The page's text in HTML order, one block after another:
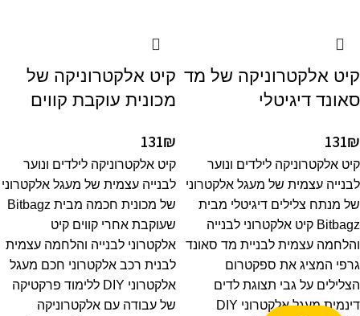
קיט אלקטרוניקה של מד
סאונד דיגיטלי
131₪
קיט אלקטרוניקה לילדים ונוער
לבנייה עצמית של מעגל אלקטרוני
של מנתח צלילים דיגיטלי מבית
Bitbagz קיט אלקטרוני לבנייה
והלחמה עצמית לבניית מד סאונד
גרפי המציג את ספקטרום
הצלילים על גבי תצוגת לדים
דינמית מעגל אלקטרוני DIY
קיט אלקטרוניקה של
מכונית עוקבת קווים
131₪
קיט אלקטרוניקה לילדים ונוער
לבנייה עצמית של מעגל אלקטרוני
של מכונית חכמה מבית Bitbagz
שעוקבת אחרי קווים קיט
אלקטרוני לבנייה והלחמה עצמית
לבנית רכב אלקטרוני חכם מעגל
אלקטרוני DIY ללימוד פרקטיקה
של עבודה עם אלקטרוניקה